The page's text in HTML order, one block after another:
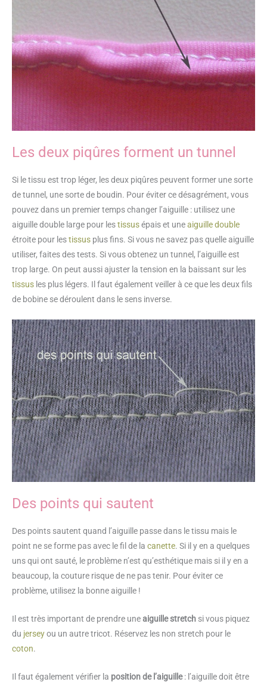
Les deux piqûres forment un tunnel
Si le tissu est trop léger, les deux piqûres peuvent former une sorte
de tunnel, une sorte de boudin. Pour éviter ce désagrément, vous
pouvez dans un premier temps changer l’aiguille : utilisez une
aiguille double large pour lestissusépais et uneaiguille double
étroite pour lestissus plus fins. Si vous ne savez pas quelle aiguille
utiliser, faites des tests. Si vous obtenez un tunnel, l’aiguille est
trop large. On peut aussi ajuster la tension en la baissant sur les
tissus les plus légers. Il faut également veiller à ce que les deux fils
de bobine se déroulent dans le sens inverse.
Des points qui sautent
Des points sautent quand l’aiguille passe dans le tissu mais le
point ne se forme pas avec le fil de la canette. Si il y en a quelques
uns qui ont sauté, le problème n’est qu’esthétique mais si il y en a
beaucoup, la couture risque de ne pas tenir. Pour éviter ce
problème, utilisez la bonne aiguille !
Il est très important de prendre uneaiguille stretch si vous piquez
du jerseyou un autre tricot. Réservez les non stretch pour le
coton.
Il faut également vérifier la position de l’aiguille: l’aiguille doit être